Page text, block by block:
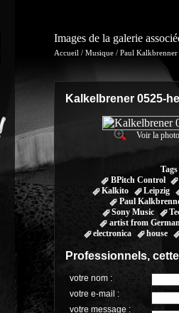
Images de la galerie
Accueil / Musique / Paul Kalkbrenner
Kalkelbrener 0525-
Voir la
BPitch Control
Kalkito
Leipzig
Paul
Sony Music
artist from
electronica
house
Professionnels,
votre nom :
votre e-mail :
votre message :